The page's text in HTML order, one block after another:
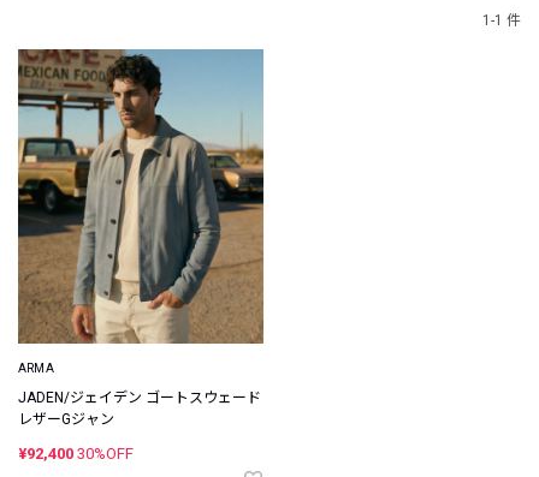
1-1 件
ARMA
JADEN/ジェイデン ゴートスウェード
レザーGジャン
¥92,400 30%OFF